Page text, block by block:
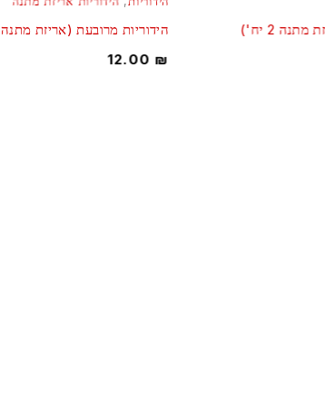
הידוריות מרובעת (אריזת מתנה 2 יח')
12.00 ₪